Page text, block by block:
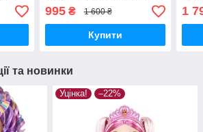
50120 Moose Toys
Оригінал
995₴ 1 600 ₴
Купити
1
та новинки
Уцінка! –22%